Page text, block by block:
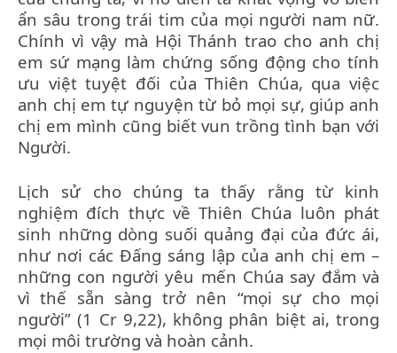
ẩn sâu trong trái tim của mọi người nam nữ.
Chính vì vậy mà Hội Thánh trao cho anh chị
em sứ mạng làm chứng sống động cho tính
ưu việt tuyệt đối của Thiên Chúa, qua việc
anh chị em tự nguyện từ bỏ mọi sự, giúp anh
chị em mình cũng biết vun trồng tình bạn với
Người.
Lịch sử cho chúng ta thấy rằng từ kinh
nghiệm đích thực về Thiên Chúa luôn phát
sinh những dòng suối quảng đại của đức ái,
như nơi các Đấng sáng lập của anh chị em –
những con người yêu mến Chúa say đắm và
vì thế sẵn sàng trở nên “mọi sự cho mọi
người” (1 Cr 9,22), không phân biệt ai, trong
mọi môi trường và hoàn cảnh.